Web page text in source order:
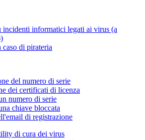
incidenti informatici legati ai virus (a
caso di pirateria
del numero di serie
dei certificati di licenza
numero di serie
chiave bloccata
di registrazione
di cura dei virus